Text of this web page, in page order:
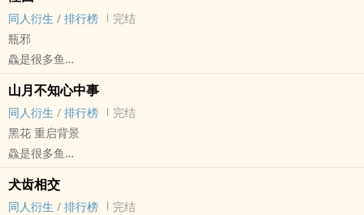
BL - 短篇 - 完结
同人衍生 / 排行榜
完结
瓶邪
鱻是很多鱼
BL - 短篇 - 完结
山月不知心中事
同人衍生 / 排行榜
完结
黑花 重启背景
鱻是很多鱼
BL - 短篇 - 完结
犬齿相交
同人衍生 / 排行榜
完结